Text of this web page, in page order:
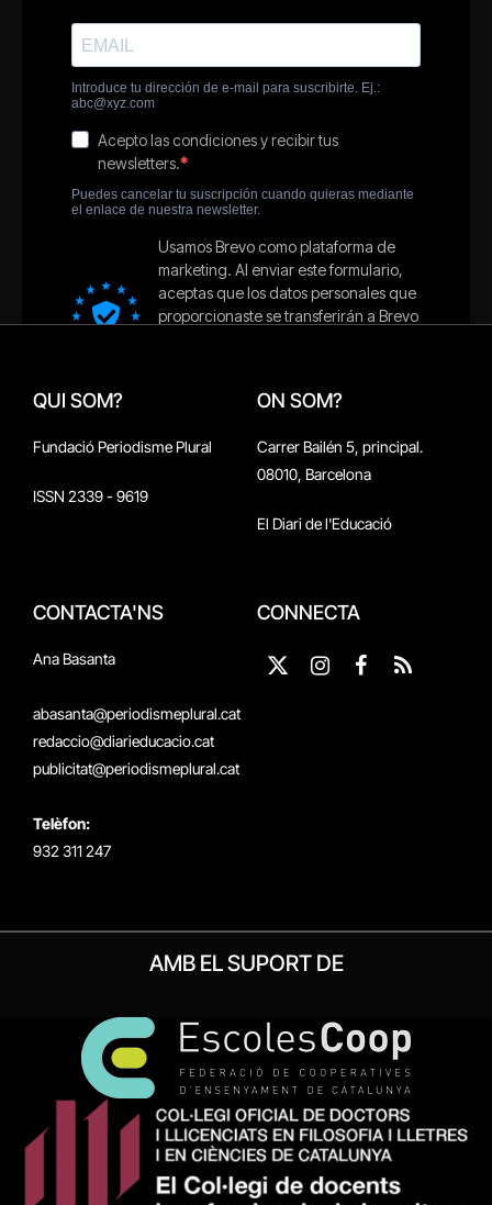
QUI SOM?
Fundació Periodisme Plural
ISSN 2339 - 9619
ON SOM?
Carrer Bailén 5, principal.
08010, Barcelona
El Diari de l'Educació
CONTACTA'NS
Ana Basanta
abasanta@periodismeplural.cat
redaccio@diarieducacio.cat
publicitat@periodismeplural.cat
Telèfon:
932 311 247
CONNECTA
X
Instagram
Facebook
RSS
AMB EL SUPORT DE